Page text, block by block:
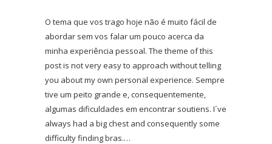
O tema que vos trago hoje não é muito fácil de
abordar sem vos falar um pouco acerca da
minha experiência pessoal. The theme of this
post is not very easy to approach without telling
you about my own personal experience. Sempre
tive um peito grande e, consequentemente,
algumas dificuldades em encontrar soutiens. I´ve
always had a big chest and consequently some
difficulty finding bras.…